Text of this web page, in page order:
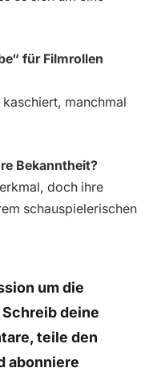
für Filmrollen
manchmal
Bekanntheit?
doch ihre
schauspielerischen
um die
Schreib deine
teile den
abonniere